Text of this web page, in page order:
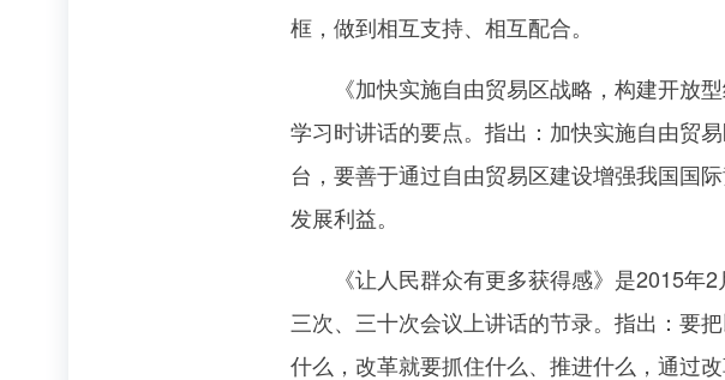
框，做到相互支持、相互配合。
《加快实施自由贸易区战略，构建开放型
学习时讲话的要点。指出：加快实施自由贸
台，要善于通过自由贸易区建设增强我国国
发展利益。
《让人民群众有更多获得感》是2015年2
三次、三十次会议上讲话的节录。指出：要
什么，改革就要抓住什么、推进什么，通过